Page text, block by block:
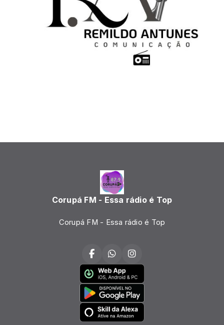
Corupá FM - Essa rádio é Top
Corupá FM - Essa rádio é Top